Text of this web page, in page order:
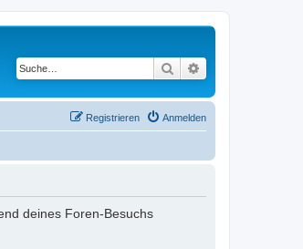
Suche
Anmelden
Registrieren
deines Foren-Besuchs